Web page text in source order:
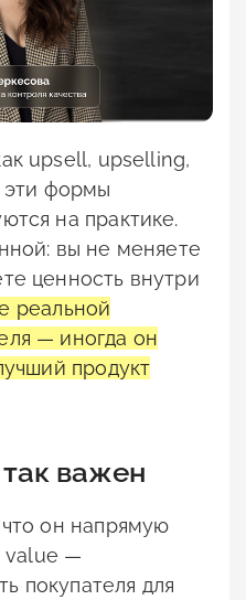
upsell, upselling,
эти формы
на практике.
вы не меняете
ценность внутри
реальной
— иногда он
продукт
важен
он напрямую
value —
покупателя для